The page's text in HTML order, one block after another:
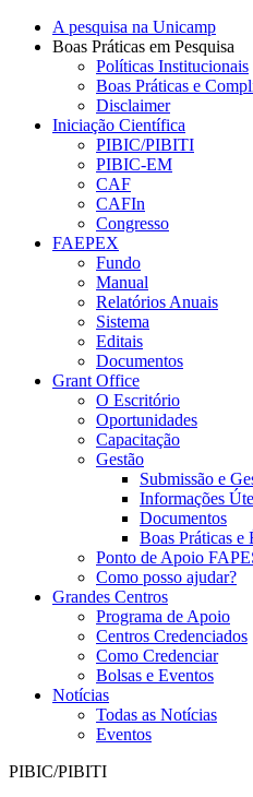
A pesquisa na Unicamp
Boas Práticas em Pesquisa
Políticas Institucionais
Boas Práticas e
Disclaimer
Iniciação Científica
PIBIC/PIBITI
PIBIC-EM
CAF
CAFIn
Congresso
FAEPEX
Fundo
Manual
Relatórios Anuais
Sistema
Editais
Documentos
Grant Office
O Escritório
Oportunidades
Capacitação
Gestão
Submissão e
Informações
Documentos
Boas Práticas e
Ponto de Apoio
Como posso ajudar?
Grandes Centros
Programa de Apoio
Centros Credenciados
Como Credenciar
Bolsas e Eventos
Notícias
Todas as Notícias
Eventos
PIBIC/PIBITI